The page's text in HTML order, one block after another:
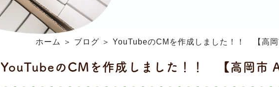
ホーム ＞ ブログ ＞ YouTubeのCMを作成しました！！ 【高岡
YouTubeのCMを作成しました！！ 【高岡市 A